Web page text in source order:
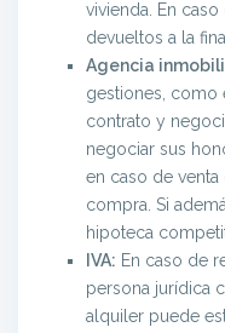
vivienda. En
devueltos a la
Agencia
gestiones, como
contrato y
negociar sus
en caso de
compra. Si
hipoteca
IVA: En caso de
persona jurídica
alquiler puede